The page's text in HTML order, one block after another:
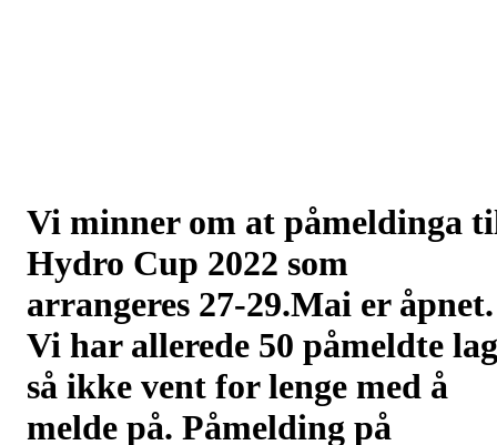
Vi minner om at påmeldinga
Hydro Cup 2022 som
arrangeres 27-29.Mai er åpnet.
Vi har allerede 50 påmeldte lag
så ikke vent for lenge med å
melde på. Påmelding på